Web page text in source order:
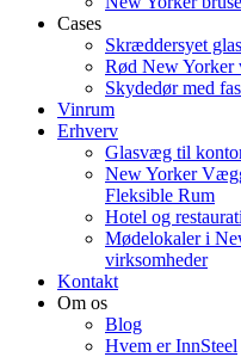
Cases
Skræddersyet
Rød New Yorker
Skydedør med
Vinrum
Erhverv
Glasvæg til
New Yorker
Fleksible Rum
Hotel og
Mødelokaler i
virksomheder
Kontakt
Om os
Blog
Hvem er InnSteel